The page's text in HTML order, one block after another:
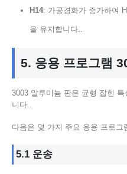
H14: 가공경화가 증가하여
을 유지합니다..
5. 응용 프로그램
3003 알루미늄 판은 균형 잡힌
니다..
다음은 몇 가지 주요 응용 프로그
5.1 운송